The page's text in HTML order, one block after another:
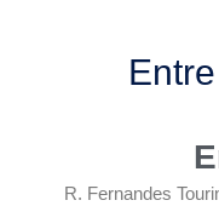
R. Fernandes